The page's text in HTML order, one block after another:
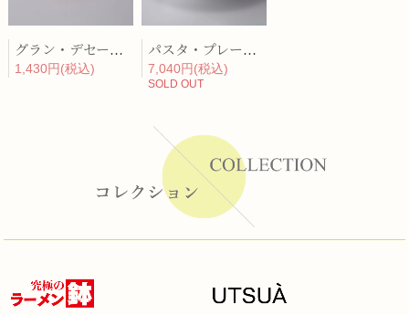
グラン・デセール・ソース入 柿釉
1,430円(税込)
パスタ・プレート L 錆彫
7,040円(税込)
SOLD OUT